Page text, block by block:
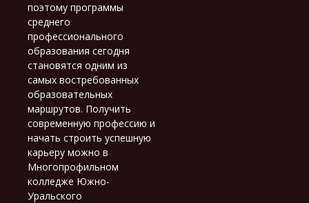
поэтому программы
среднего
профессионального
образования сегодня
становятся одним из
самых востребованных
образовательных
маршрутов. Получить
современную профессию и
начать строить успешную
карьеру можно в
Многопрофильном
колледже Южно-
Уральского